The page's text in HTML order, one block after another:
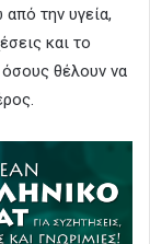
την υγεία,
και το
όσους θέλουν να